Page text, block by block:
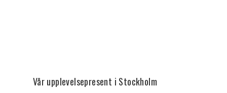
Vår upplevelsepresent i Stockholm